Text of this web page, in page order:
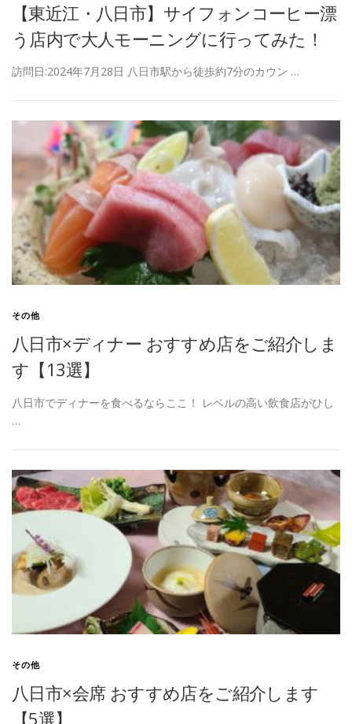
【東近江・八日市】サイフォンコーヒー漂
う店内で大人モーニングに行ってみた！
訪問日:2024年7月28日 八日市駅から徒歩約7分のカウン …
その他
八日市×ディナー おすすめ店をご紹介しま
す【13選】
八日市でディナーを食べるならここ！ レベルの高い飲食店がひし
…
その他
八日市×会席 おすすめ店をご紹介します
【5選】